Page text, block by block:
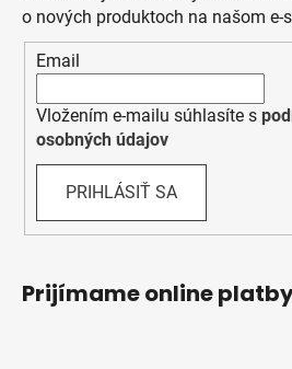
o nových produktoch na našom e-
Email
Vložením e-mailu súhlasíte s
osobných údajov
PRIHLÁSIŤ SA
Prijímame online